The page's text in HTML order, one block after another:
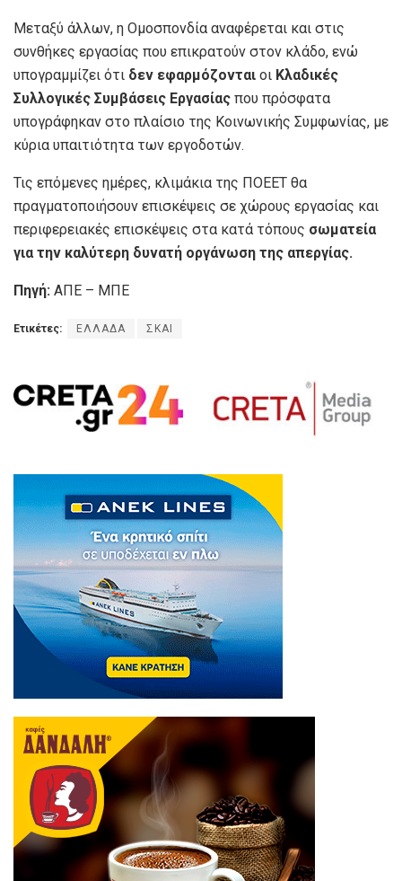
Μεταξύ άλλων, η Ομοσπονδία αναφέρεται και στις
συνθήκες εργασίας που επικρατούν στον κλάδο, ενώ
υπογραμμίζει ότι δεν εφαρμόζονται οι Κλαδικές
Συλλογικές Συμβάσεις Εργασίας που πρόσφατα
υπογράφηκαν στο πλαίσιο της Κοινωνικής Συμφωνίας, με
κύρια υπαιτιότητα των εργοδοτών.
Τις επόμενες ημέρες, κλιμάκια της ΠΟΕΕΤ θα
πραγματοποιήσουν επισκέψεις σε χώρους εργασίας και
περιφερειακές επισκέψεις στα κατά τόπους σωματεία
για την καλύτερη δυνατή οργάνωση της απεργίας.
Πηγή: ΑΠΕ – ΜΠΕ
Ετικέτες: ΕΛΛΑΔΑ ΣΚΑΙ